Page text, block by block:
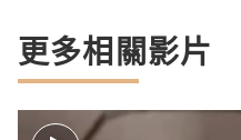
更多相關影片